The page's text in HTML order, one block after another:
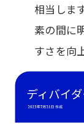
相当しま
素の間に
すさを向